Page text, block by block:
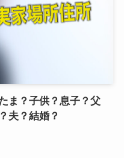
ま？子供？息子？父
夫？結婚？